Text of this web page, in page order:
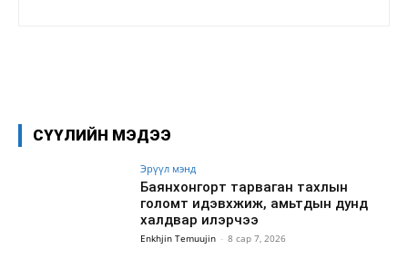
СҮҮЛИЙН МЭДЭЭ
Эрүүл мэнд
Баянхонгорт тарваган тахлын
голомт идэвхжиж, амьтдын дунд
халдвар илэрчээ
Enkhjin Temuujin - 8 сар 7, 2026